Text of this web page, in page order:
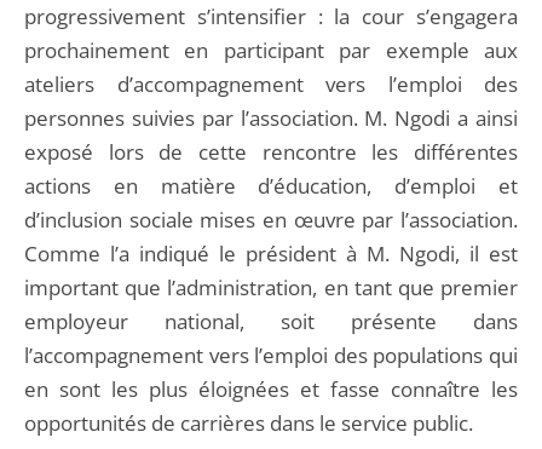
progressivement s’intensifier : la cour s’engagera
prochainement en participant par exemple aux
ateliers d’accompagnement vers l’emploi des
personnes suivies par l’association. M. Ngodi a ainsi
exposé lors de cette rencontre les différentes
actions en matière d’éducation, d’emploi et
d’inclusion sociale mises en œuvre par l’association.
Comme l’a indiqué le président à M. Ngodi, il est
important que l’administration, en tant que premier
employeur national, soit présente dans
l’accompagnement vers l’emploi des populations qui
en sont les plus éloignées et fasse connaître les
opportunités de carrières dans le service public.